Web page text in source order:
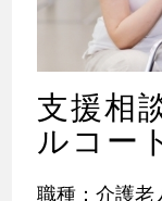
支援相
ルコー
職種：介護老